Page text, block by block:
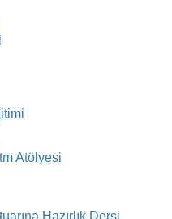
Atölyesi
Hazırlık Dersi